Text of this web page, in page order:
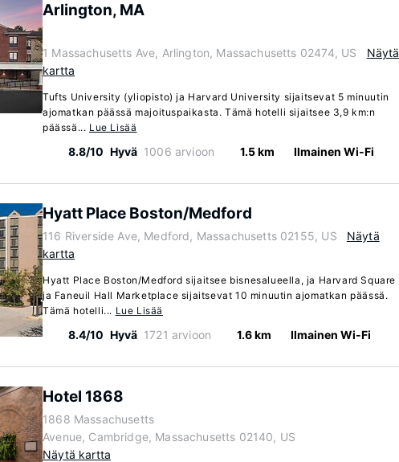
Arlington, MA
1 Massachusetts Ave, Arlington, Massachusetts 02474, US
Näytä
kartta
Tufts University (yliopisto) ja Harvard University sijaitsevat 5 minuutin
ajomatkan päässä majoituspaikasta. Tämä hotelli sijaitsee 3,9 km:n
päässä... Lue Lisää
8.8/10 Hyvä 1006 arvioon 1.5 km Ilmainen Wi-Fi
Hyatt Place Boston/Medford
116 Riverside Ave, Medford, Massachusetts 02155, US
Näytä
kartta
Hyatt Place Boston/Medford sijaitsee bisnesalueella, ja Harvard Square
ja Faneuil Hall Marketplace sijaitsevat 10 minuutin ajomatkan päässä.
Tämä hotelli... Lue Lisää
8.4/10 Hyvä 1721 arvioon 1.6 km Ilmainen Wi-Fi
Hotel 1868
1868 Massachusetts
Avenue, Cambridge, Massachusetts 02140, US
Näytä kartta